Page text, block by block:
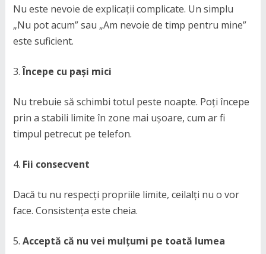
Nu este nevoie de explicații complicate. Un simplu
„Nu pot acum” sau „Am nevoie de timp pentru mine”
este suficient.
Începe cu pași mici
Nu trebuie să schimbi totul peste noapte. Poți începe
prin a stabili limite în zone mai ușoare, cum ar fi
timpul petrecut pe telefon.
Fii consecvent
Dacă tu nu respecți propriile limite, ceilalți nu o vor
face. Consistența este cheia.
Acceptă că nu vei mulțumi pe toată lumea